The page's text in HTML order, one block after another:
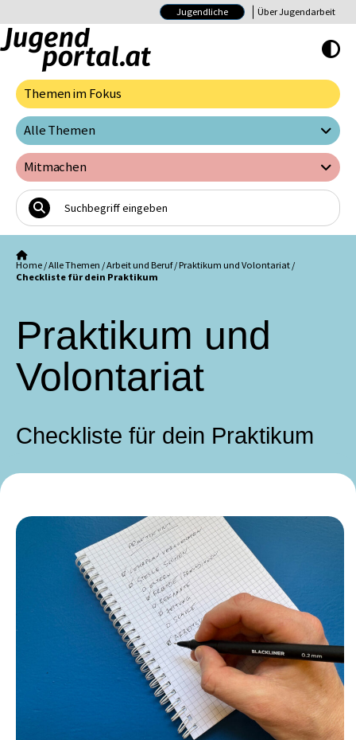
Jugendliche Über Jugendarbeit
Hoher Kontrast
Themen im Fokus
Alle Themen
Mitmachen
Home /Alle Themen /Arbeit und Beruf/Praktikum und Volontariat /
Checkliste für dein Praktikum
Praktikum und
Volontariat
Checkliste für dein Praktikum